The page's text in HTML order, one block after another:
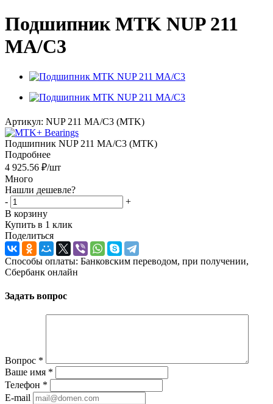
Подшипник MTK NUP 211
MA/C3
Артикул: NUP 211 MA/C3 (MTK)
Подшипник NUP 211 MA/C3 (MTK)
Подробнее
4 925.56 ₽/шт
Много
Нашли дешевле?
-
+
В корзину
Купить в 1 клик
Поделиться
Способы оплаты: Банковским переводом, при получении,
Сбербанк онлайн
Задать вопрос
Вопрос *
Ваше имя *
Телефон *
E-mail